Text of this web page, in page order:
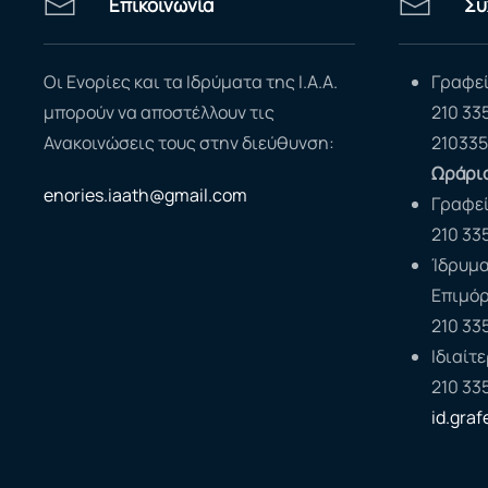
Οι Ενορίες και τα Ιδρύματα της Ι.Α.Α.
μπορούν να αποστέλλουν τις
Ανακοινώσεις τους στην διεύθυνση:
enories.iaath@gmail.com
210
210
210
210